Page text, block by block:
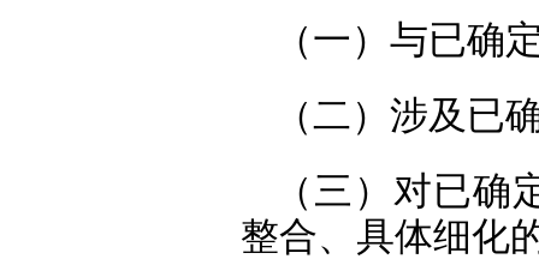
（一）与已确
（二）涉及已
（三）对已
整合、具体细化